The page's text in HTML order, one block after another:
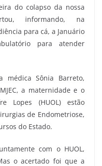
do colapso da nossa
informando, na
para cá, a Januário
para atender
médica Sônia Barreto,
a maternidade e o
Lopes (HUOL) estão
de Endometriose,
do Estado.
com o HUOL,
o acertado foi que a